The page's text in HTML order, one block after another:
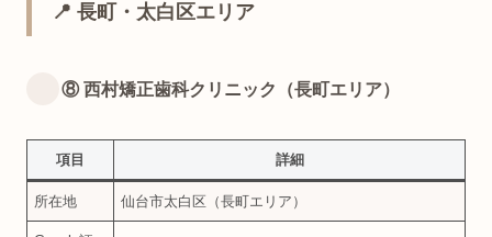
📍 長町・太白区エリア
⑧ 西村矯正歯科クリニック（長町エリア）
項目 詳細
所在地 仙台市太白区（長町エリア）